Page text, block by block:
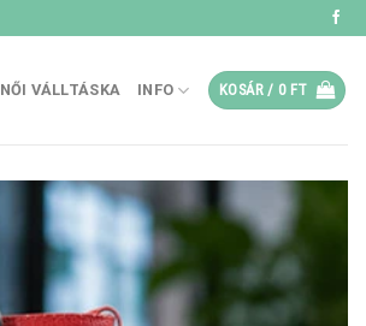
NŐI VÁLLTÁSKA INFO KOSÁR / 0 FT